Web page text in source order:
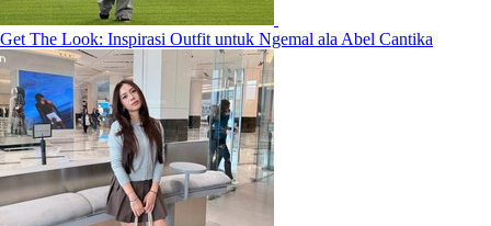
Get The Look: Inspirasi Outfit untuk Ngemal ala Abel Cantika